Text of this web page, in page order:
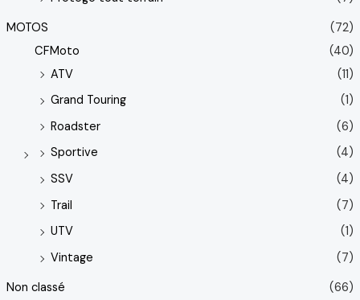
MOTOS
(72)
CFMoto
(40)
ATV
(11)
Grand Touring
(1)
Roadster
(6)
Sportive
(4)
SSV
(4)
Trail
(7)
UTV
(1)
Vintage
(7)
Non classé
(66)